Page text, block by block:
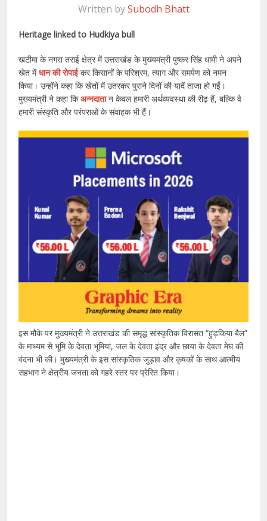
Written bySubodh Bhatt
Heritage linked to Hudkiya bull
खटीमा के नगरा तराई क्षेत्र में उत्तराखंड के मुख्यमंत्री पुष्कर सिंह धामी ने अपने
खेत मेंधान की रोपाईकर किसानों के परिश्रम, त्याग और समर्पण को नमन
किया। उन्होंने कहा कि खेतों में उतरकर पुराने दिनों की यादें ताजा हो गईं।
मुख्यमंत्री ने कहा किअन्नदातान केवल हमारी अर्थव्यवस्था की रीढ़ हैं, बल्कि वे
हमारी संस्कृति और परंपराओं के संवाहक भी हैं।
इस मौके पर मुख्यमंत्री ने उत्तराखंड की समृद्ध सांस्कृतिक विरासत “हुड़किया बैल”
के माध्यम से भूमि के देवता भूमियां, जल के देवता इंद्र और छाया के देवता मेघ की
वंदना भी की। मुख्यमंत्री के इस सांस्कृतिक जुड़ाव और कृषकों के साथ आत्मीय
सहभाग ने क्षेत्रीय जनता को गहरे स्तर पर प्रेरित किया।